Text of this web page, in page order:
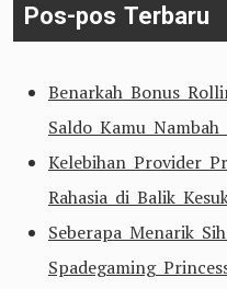
Pos-pos Terbaru
Benarkah Bonus
Saldo Kamu
Kelebihan Provider
Rahasia di Balik
Seberapa Menarik
Spadegaming